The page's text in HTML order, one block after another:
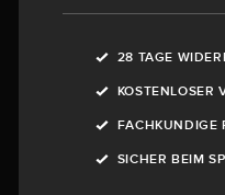
28 TAGE
KOSTENLOSER
FACHKUNDIGE
SICHER BEIM